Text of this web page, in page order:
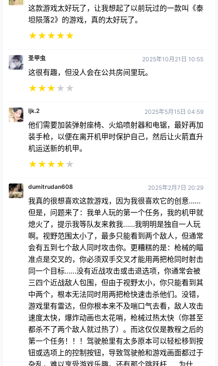
这款游戏太好玩了，让我想起了以前玩过的一款叫《泰
坦陨落2》的游戏，真的太好玩了。
★★★★★
圣甲虫 2025年10月21日 10:55
这很有趣，但没人会在公共房间里玩。
★★★★ ★
ljk.2 2025年5月15日 04:59
他们需要加装弹射座椅、火焰喷射器和电锯，最好再加
装手枪，以便在离开机甲时保护自己，然后让火箭直升
机运送新的机甲。
★★★★★
dumitrudan608 2025年2月7日 20:29
我真的很想喜欢这款游戏，因为我很喜欢它的创意……
但是，问题来了：我单人玩的第一个任务，我的机甲就
熄火了，提示我等队友来救我……我明明是独自一人玩
啊。视野范围太小了，最多只能看到两个敌人，但通常
会有五到七个敌人同时攻击你。更糟糕的是：枪械的瞄
准点是交叉的，你必须双手交叉才能用两把枪同时射击
同一个目标……没有近战攻击或击退选项，你通常会被
三四个近战敌人包围，但由于视野太小，你只能看到其
中两个，根本无法同时用两把枪快速击杀他们。没错，
游戏里有雷达，但你根本来不及喘口气去看，敌人攻击
速度太快，爆炸动画也太花哨，枪械过热太快（你甚至
都杀不了两个敌人就过热了）。而这仅仅是教程之后的
第一个任务！！！驾驶舱里有太多原本可以轻松移到按
钮或选项上的控制按钮，导致驾驶舱和游戏画面都过于